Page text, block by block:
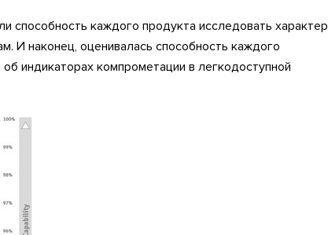
способность каждого продукта исследовать характер
И наконец, оценивалась способность каждого
индикаторах компрометации в легкодоступной